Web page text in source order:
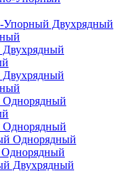
Упорный Двухрядный
Однорядный